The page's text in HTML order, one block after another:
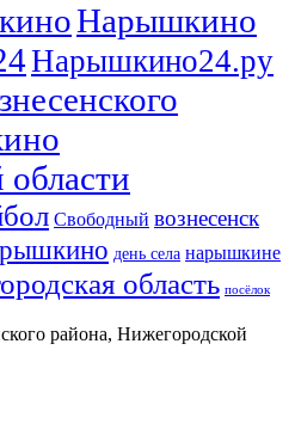
Нарышкино
Нарышкино24.ру
Свободный вознесенск
день села нарышкине
область посёлок
района, Нижегородской